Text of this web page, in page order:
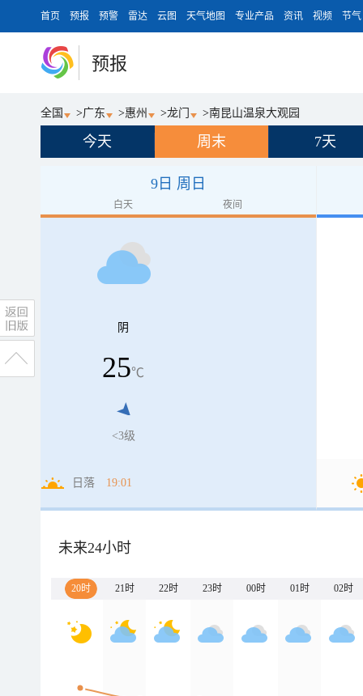
首页 预报 预警 雷达 云图 天气地图 专业产品 资讯 视频 节气
预报
全国 >广东 >惠州 >龙门 >南昆山温泉大观园
今天 周末 7天
9日 周日
白天 夜间
阴
25℃
<3级
日落 19:01
未来24小时
20时 21时 22时 23时 00时 01时 02时